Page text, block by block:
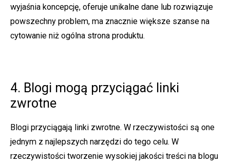
wyjaśnia koncepcję, oferuje unikalne dane lub rozwiązuje
powszechny problem, ma znacznie większe szanse na
cytowanie niż ogólna strona produktu.
4. Blogi mogą przyciągać linki
zwrotne
Blogi przyciągają linki zwrotne. W rzeczywistości są one
jednym z najlepszych narzędzi do tego celu. W
rzeczywistości tworzenie wysokiej jakości treści na blogu